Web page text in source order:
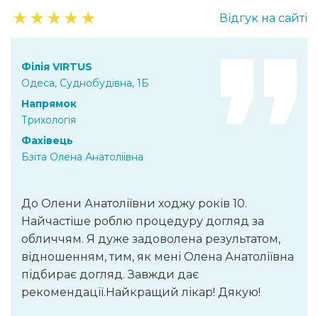
★★★★★ Відгук на сайті
Філія VIRTUS
Одеса, Суднобудівна, 1Б
Напрямок
Трихологія
Фахівець
Бзіта Олена Анатоліївна
До Олени Анатоліївни ходжу років 10.
Найчастіше роблю процедуру догляд за
обличчям. Я дуже задоволена результатом,
відношенням, тим, як мені Олена Анатоліївна
підбирає догляд. Завжди дає
рекомендації.Найкращий лікар! Дякую!